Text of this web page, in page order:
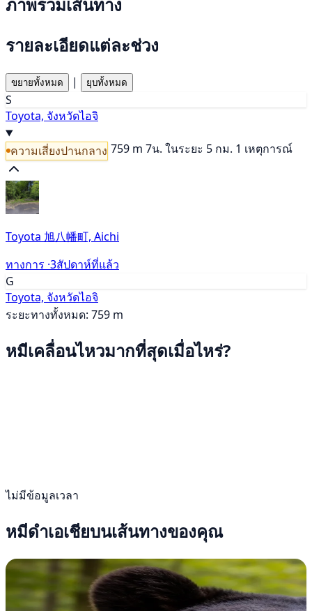
รายละเอียดแต่ละช่วง
ขยายทั้งหมด | ยุบทั้งหมด
S
Toyota, จังหวัดไอจิ
ความเสี่ยงปานกลาง 759 m 7น. ในระยะ 5 กม. 1 เหตุการณ์
Toyota 旭八幡町, Aichi
ทางการ ·3สัปดาห์ที่แล้ว
G
Toyota, จังหวัดไอจิ
ระยะทางทั้งหมด: 759 m
หมีเคลื่อนไหวมากที่สุดเมื่อไหร่?
ไม่มีข้อมูลเวลา
หมีดำเอเชียบนเส้นทางของคุณ